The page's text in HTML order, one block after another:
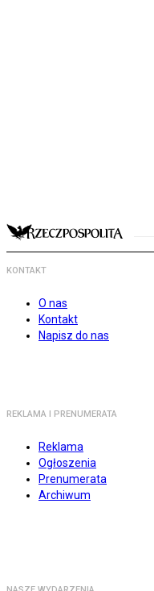
KONTAKT
O nas
Kontakt
Napisz do nas
REKLAMA I PRENUMERATA
Reklama
Ogłoszenia
Prenumerata
Archiwum